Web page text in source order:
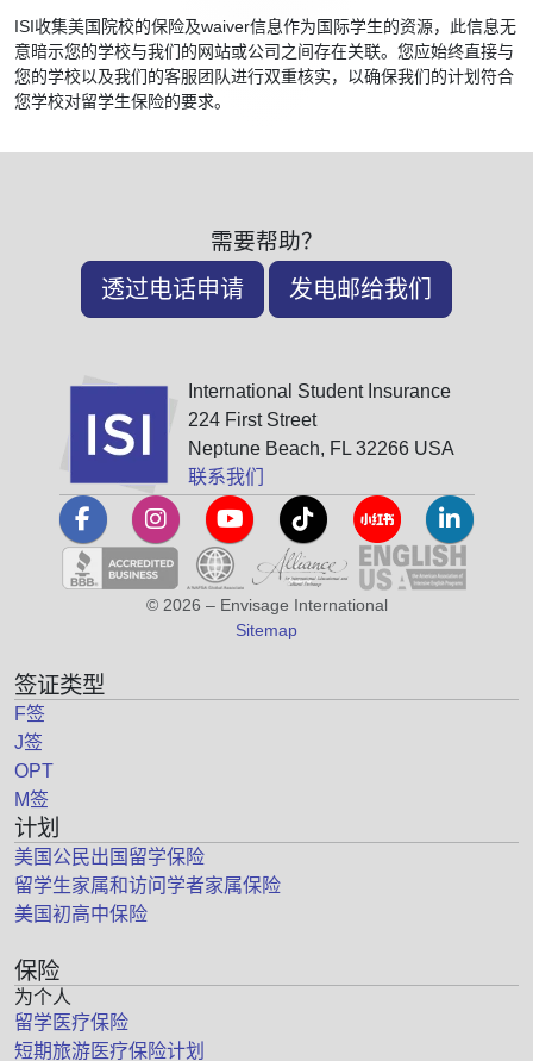
ISI收集美国院校的保险及waiver信息作为国际学生的资源，此信息无
意暗示您的学校与我们的网站或公司之间存在关联。您应始终直接与
您的学校以及我们的客服团队进行双重核实，以确保我们的计划符合
您学校对留学生保险的要求。
需要帮助？
透过电话申请 发电邮给我们
International Student Insurance
224 First Street
Neptune Beach, FL 32266 USA
联系我们
© 2026 – Envisage International
Sitemap
签证类型
F签
J签
OPT
M签
计划
美国公民出国留学保险
留学生家属和访问学者家属保险
美国初高中保险
保险
为个人
留学医疗保险
短期旅游医疗保险计划